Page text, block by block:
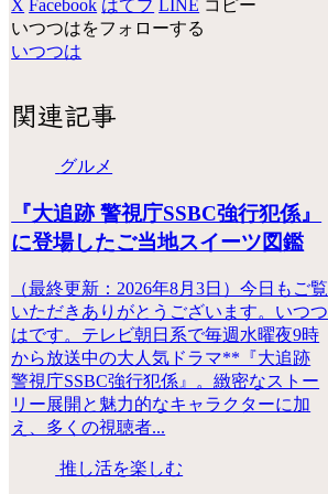
X Facebook はてブ LINE コピー
いつつはをフォローする
いつつは
関連記事
グルメ
『大追跡 警視庁SSBC強行犯係』
に登場したご当地スイーツ図鑑
（最終更新：2026年8月3日）今日もご覧
いただきありがとうございます。いつつ
はです。テレビ朝日系で毎週水曜夜9時
から放送中の大人気ドラマ**『大追跡
警視庁SSBC強行犯係』。緻密なストー
リー展開と魅力的なキャラクターに加
え、多くの視聴者...
推し活を楽しむ